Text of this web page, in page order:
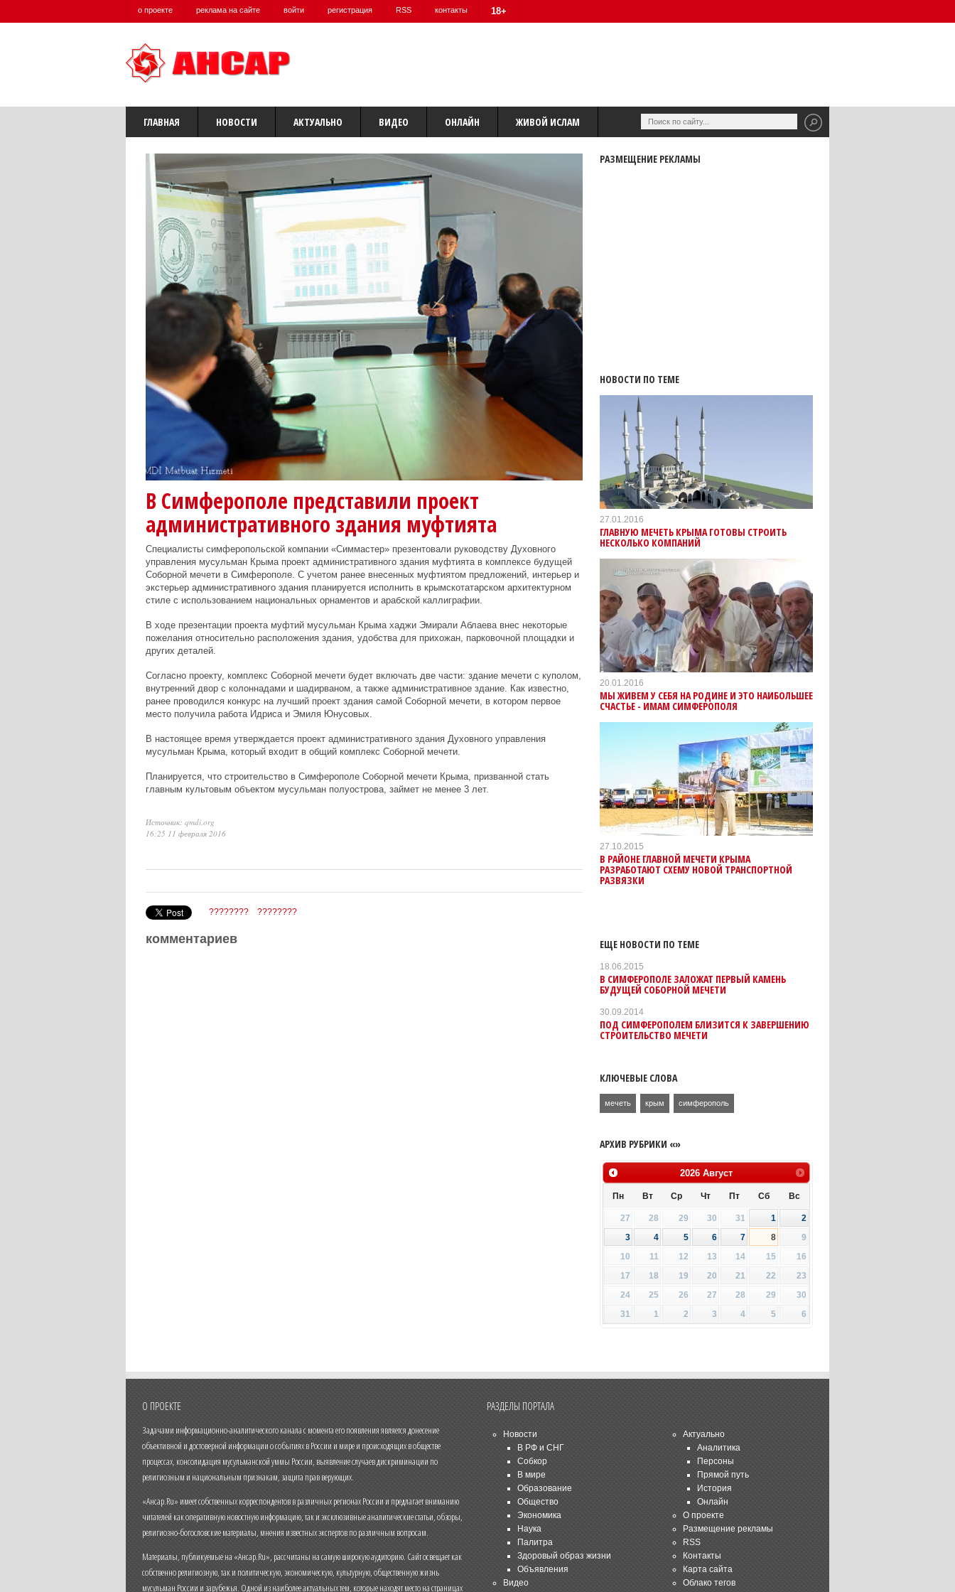
о проекте реклама на сайте войти регистрация RSS контакты 18+
ГЛАВНАЯ НОВОСТИ АКТУАЛЬНО ВИДЕО ОНЛАЙН ЖИВОЙ ИСЛАМ
В Симферополе представили проект
административного здания муфтията
Специалисты симферопольской компании «Симмастер» презентовали руководству Духовного
управления мусульман Крыма проект административного здания муфтията в комплексе будущей
Соборной мечети в Симферополе. С учетом ранее внесенных муфтиятом предложений, интерьер и
экстерьер административного здания планируется исполнить в крымскотатарском архитектурном
стиле с использованием национальных орнаментов и арабской каллиграфии.
В ходе презентации проекта муфтий мусульман Крыма хаджи Эмирали Аблаева внес некоторые
пожелания относительно расположения здания, удобства для прихожан, парковочной площадки и
других деталей.
Согласно проекту, комплекс Соборной мечети будет включать две части: здание мечети с куполом,
внутренний двор с колоннадами и шадирваном, а также административное здание. Как известно,
ранее проводился конкурс на лучший проект здания самой Соборной мечети, в котором первое
место получила работа Идриса и Эмиля Юнусовых.
В настоящее время утверждается проект административного здания Духовного управления
мусульман Крыма, который входит в общий комплекс Соборной мечети.
Планируется, что строительство в Симферополе Соборной мечети Крыма, призванной стать
главным культовым объектом мусульман полуострова, займет не менее 3 лет.
Источник: qmdi.org
16:25 11 февраля 2016
???????? ????????
комментариев
РАЗМЕЩЕНИЕ РЕКЛАМЫ
НОВОСТИ ПО ТЕМЕ
27.01.2016
ГЛАВНУЮ МЕЧЕТЬ КРЫМА ГОТОВЫ СТРОИТЬ
НЕСКОЛЬКО КОМПАНИЙ
20.01.2016
МЫ ЖИВЕМ У СЕБЯ НА РОДИНЕ И ЭТО НАИБОЛЬШЕЕ
СЧАСТЬЕ - ИМАМ СИМФЕРОПОЛЯ
27.10.2015
В РАЙОНЕ ГЛАВНОЙ МЕЧЕТИ КРЫМА
РАЗРАБОТАЮТ СХЕМУ НОВОЙ ТРАНСПОРТНОЙ
РАЗВЯЗКИ
ЕЩЕ НОВОСТИ ПО ТЕМЕ
18.06.2015
В СИМФЕРОПОЛЕ ЗАЛОЖАТ ПЕРВЫЙ КАМЕНЬ
БУДУЩЕЙ СОБОРНОЙ МЕЧЕТИ
30.09.2014
ПОД СИМФЕРОПОЛЕМ БЛИЗИТСЯ К ЗАВЕРШЕНИЮ
СТРОИТЕЛЬСТВО МЕЧЕТИ
КЛЮЧЕВЫЕ СЛОВА
мечеть крым симферополь
АРХИВ РУБРИКИ «»
2026 Август
Пн Вт Ср Чт Пт Сб Вс
27 28 29 30 31 1
2
3
4 5 6 7 8
9
10
11 12 13 14 15
16
17
18 19 20 21 22
23
24
25 26 27 28 29
30
31
1 2 3 4 5 6
О ПРОЕКТЕ
Задачами информационно-аналитического канала с момента его появления является донесение
объективной и достоверной информации о событиях в России и мире и происходящих в обществе
процессах, консолидация мусульманской уммы России, выявление случаев дискриминации по
религиозным и национальным признакам, защита прав верующих.
«Ансар.Ru» имеет собственных корреспондентов в различных регионах России и предлагает вниманию
читателей как оперативную новостную информацию, так и эксклюзивные аналитические статьи, обзоры,
религиозно-богословские материалы, мнения известных экспертов по различным вопросам.
Материалы, публикуемые на «Ансар.Ru», рассчитаны на самую широкую аудиторию. Сайт освещает как
собственно религиозную, так и политическую, экономическую, культурную, общественную жизнь
мусульман России и зарубежья. Одной из наиболее актуальных тем, которые находят место на страницах
РАЗДЕЛЫ ПОРТАЛА
Новости
В РФ и СНГ
Собкор
В мире
Образование
Общество
Экономика
Наука
Палитра
Здоровый образ жизни
Объявления
Видео
Актуально
Аналитика
Персоны
Прямой путь
История
Онлайн
О проекте
Размещение рекламы
RSS
Контакты
Карта сайта
Облако тегов